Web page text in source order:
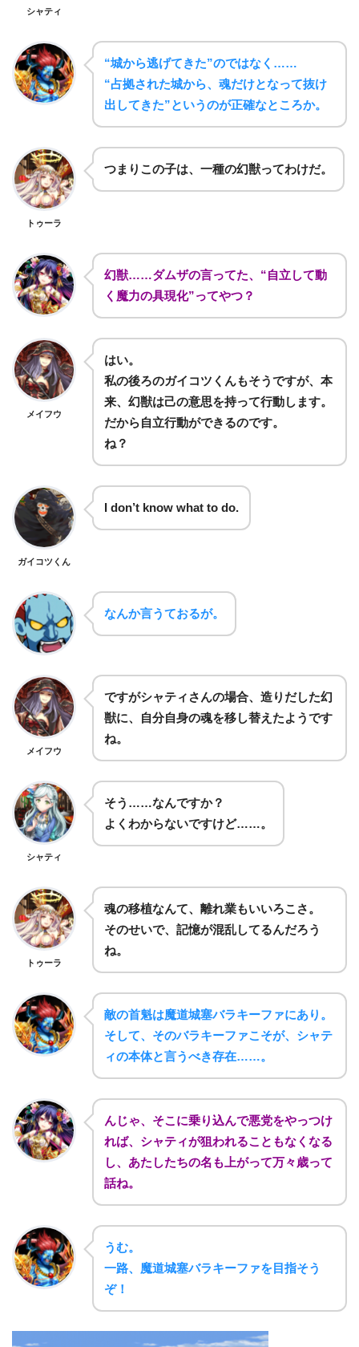
シャティ
“城から逃げてきた”のではなく……
“占拠された城から、魂だけとなって抜け
出してきた”というのが正確なところか。
トゥーラ
つまりこの子は、一種の幻獣ってわけだ。
幻獣……ダムザの言ってた、“自立して動
く魔力の具現化”ってやつ？
メイフウ
はい。
私の後ろのガイコツくんもそうですが、本
来、幻獣は己の意思を持って行動します。
だから自立行動ができるのです。
ね？
ガイコツくん
I don’t know what to do.
なんか言うておるが。
メイフウ
ですがシャティさんの場合、造りだした幻
獣に、自分自身の魂を移し替えたようです
ね。
シャティ
そう……なんですか？
よくわからないですけど……。
トゥーラ
魂の移植なんて、離れ業もいいろこさ。
そのせいで、記憶が混乱してるんだろう
ね。
敵の首魁は魔道城塞バラキーファにあり。
そして、そのバラキーファこそが、シャテ
ィの本体と言うべき存在……。
んじゃ、そこに乗り込んで悪党をやっつけ
れば、シャティが狙われることもなくなる
し、あたしたちの名も上がって万々歳って
話ね。
うむ。
一路、魔道城塞バラキーファを目指そう
ぞ！